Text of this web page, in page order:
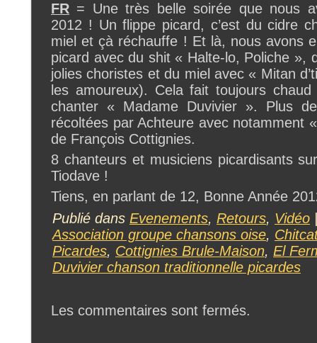
FR = Une très belle soirée que nous
2012 ! Un flippe picard, c’est du cidre
miel et çà réchauffe ! Et là, nous avons
picard avec du shit « Halte-lo, Poliche »,
jolies choristes et du miel avec « Mitan
les amoureux). Cela fait toujours
chanter « Madame Duvivier ». Plus
récoltées par Achteure avec notamment
de François Cottignies.
8 chanteurs et musiciens picardisants
Tiodave !
Tiens, en parlant de 12, Bonne Année
Publié dans Evenements, Retours, Vidéo
Association groupe chansons oise,
Picardes, Cottignies Brule-Maison, El
Duvivier chanson traditionnelle picardes
Les commentaires sont fermés.